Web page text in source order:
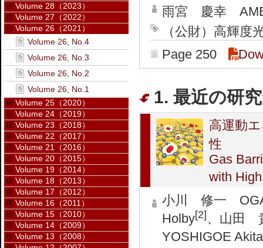
雨宮 慶幸
（公財）高輝
Page 250
1. 最近の研
高運動
性
Gas
with
小川 修一
Holby[2]、山田
YOSHIGOE
Volume 28（2023）
Volume 27（2022）
Volume 26（2021）
Volume 26, No.4
Volume 26, No.3
Volume 26, No.2
Volume 26, No.1
Volume 25（2020）
Volume 24（2019）
Volume 23（2018）
Volume 22（2017）
Volume 21（2016）
Volume 20（2015）
Volume 19（2014）
Volume 18（2013）
Volume 17（2012）
Volume 16（2011）
Volume 15（2010）
Volume 14（2009）
Volume 13（2008）